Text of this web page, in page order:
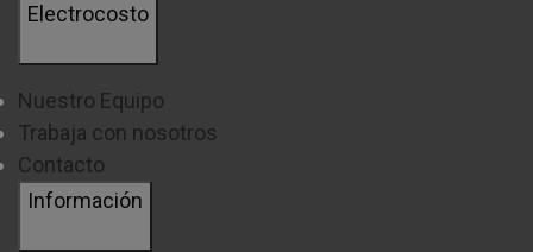
Electrocosto
Nuestro Equipo
Trabaja con nosotros
Contacto
Información